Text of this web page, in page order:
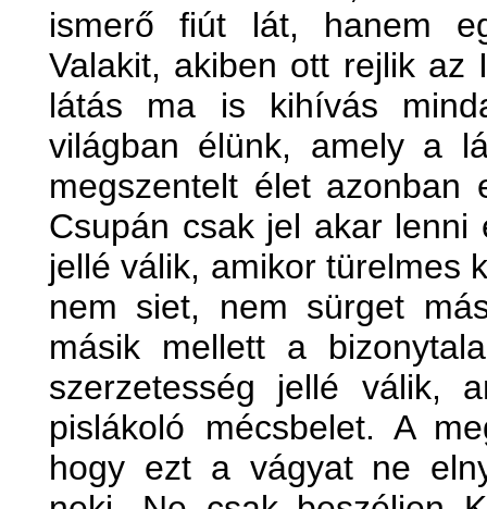
ismerő fiút lát, hanem
Valakit, akiben ott rejlik az
látás ma is kihívás
világban élünk, amely a
megszentelt élet azonban
Csupán csak jel akar lenni
jellé válik, amikor türelmes
nem siet, nem sürget
másik mellett a
szerzetesség jellé válik,
pislákoló mécsbelet. A
hogy ezt a vágyat ne